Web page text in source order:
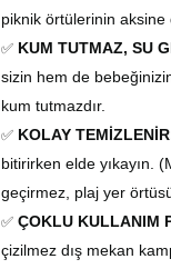
piknik örtülerinin aksine
✅ KUM TUTMAZ, SU
sizin hem de
kum tutmazdır.
✅ KOLAY
bitirirken elde yıkayın.
geçirmez, plaj yer
✅ ÇOKLU KULLANIM
çizilmez dış mekan